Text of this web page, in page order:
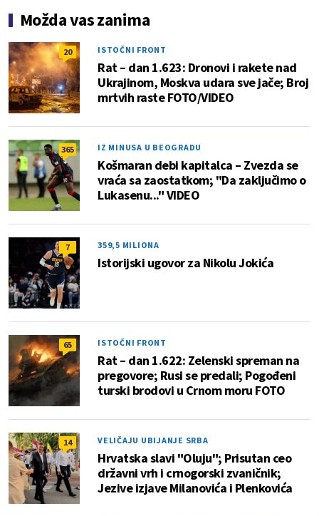
Možda vas zanima
20 ISTOČNI FRONT
Rat – dan 1.623: Dronovi i rakete nad
Ukrajinom, Moskva udara sve jače; Broj
mrtvih raste FOTO/VIDEO
365 IZ MINUSA U BEOGRADU
Košmaran debi kapitalca – Zvezda se
vraća sa zaostatkom; "Da zaključimo o
Lukasenu..." VIDEO
7 359,5 MILIONA
Istorijski ugovor za Nikolu Jokića
65 ISTOČNI FRONT
Rat – dan 1.622: Zelenski spreman na
pregovore; Rusi se predali; Pogođeni
turski brodovi u Crnom moru FOTO
14 VELIČAJU UBIJANJE SRBA
Hrvatska slavi "Oluju"; Prisutan ceo
državni vrh i crnogorski zvaničnik;
Jezive izjave Milanovića i Plenkovića